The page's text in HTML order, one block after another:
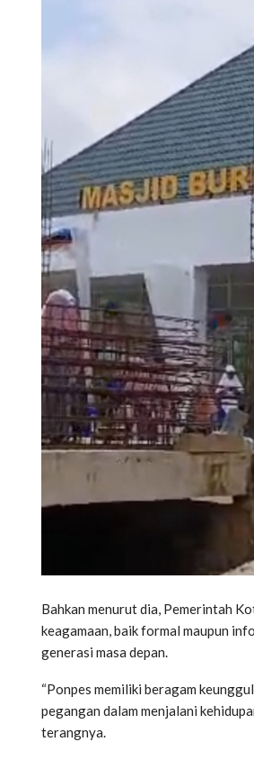
Bahkan menurut dia, Pemerintah
keagamaan, baik formal maupun
generasi masa depan.
“Ponpes memiliki beragam
pegangan dalam menjalani
terangnya.